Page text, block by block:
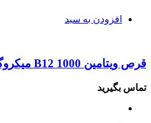
افزودن به سبد
قرص ویتامین B12 1000 میکروگرم هلث اید 50 عدد
تماس بگیرید